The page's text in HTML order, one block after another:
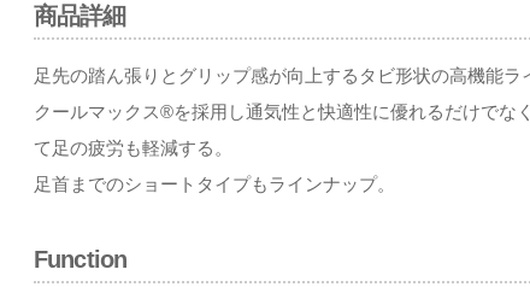
商品詳細
足先の踏ん張りとグリップ感が向上するタビ形状の高機能ラ
クールマックス®を採用し通気性と快適性に優れるだけでな
て足の疲労も軽減する。
足首までのショートタイプもラインナップ。
Function